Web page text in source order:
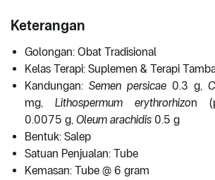
Keterangan
Golongan: Obat Tradisional
Kelas Terapi: Suplemen & Terapi
Kandungan: Semen persicae 0.3 g,
mg, Lithospermum erythrorhizon
0.0075 g, Oleum arachidis 0.5 g
Bentuk: Salep
Satuan Penjualan: Tube
Kemasan: Tube @ 6 gram